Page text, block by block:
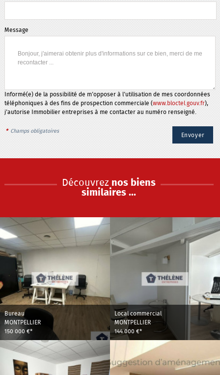
Message
Informé(e) de la possibilité de m'opposer à l'utilisation de mes coordonnées
téléphoniques à des fins de prospection commerciale (www.bloctel.gouv.fr),
j'autorise Immobilier entreprises à me contacter au numéro renseigné.
* Champs obligatoires
Découvrez nos biens
similaires ...
Bureau
MONTPELLIER
150 000 €*
Local commercial
MONTPELLIER
144 000 €*